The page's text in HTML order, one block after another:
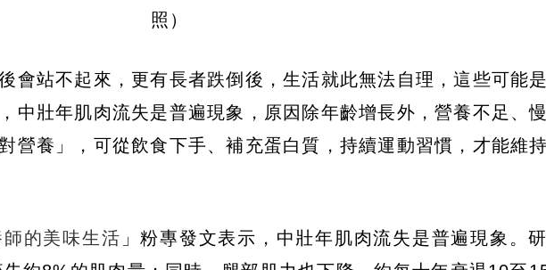
照）
會站不起來，更有長者跌倒後，生活就此無法自理，這些可能
中壯年肌肉流失是普遍現象，原因除年齡增長外，營養不足、
營養」，可從飲食下手、補充蛋白質，持續運動習慣，才能維
的美味生活 」粉專發文表示，中壯年肌肉流失是普遍現象。